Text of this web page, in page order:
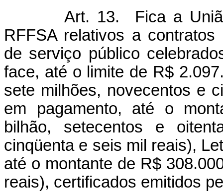
Art. 13. Fica a
RFFSA relativos a
de serviço público
face, até o limite de R$
sete milhões, novecentos e
em pagamento, até o
bilhão, setecentos e
cinqüenta e seis mil reais),
até o montante de R$
reais), certificados emitidos